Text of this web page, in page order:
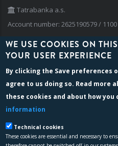
Tatrabanka a.s.
Account number: 2625190579 / 1100
BIC/SWIFT: TATRSKBX
BILLING INFO
Company reg. number: 35 741 236
VAT identification no: SK 202 024 2763
Registration: The company is
WE USE COOKIES ON
YOUR USER EXPERIENCE
By clicking the Save preferences
agree to us doing so. Read more
these cookies and about how you
information
Technical cookies
These cookies are essential and necessary to